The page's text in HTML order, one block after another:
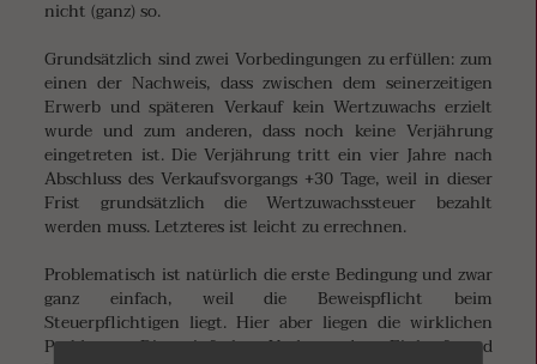
nicht (ganz) so.
Grundsätzlich sind zwei Vorbedingungen zu erfüllen: zum
einen der Nachweis, dass zwischen dem seinerzeitigen
Erwerb und späteren Verkauf kein Wertzuwachs erzielt
wurde und zum anderen, dass noch keine Verjährung
eingetreten ist. Die Verjährung tritt ein vier Jahre nach
Abschluss des Verkaufsvorgangs +30 Tage, weil in dieser
Frist grundsätzlich die Wertzuwachssteuer bezahlt
werden muss. Letzteres ist leicht zu errechnen.
Problematisch ist natürlich die erste Bedingung und zwar
ganz einfach, weil die Beweispflicht beim
Steuerpflichtigen liegt. Hier aber liegen die wirklichen
Probleme. Die einfache Vorlage der Einkaufs-und